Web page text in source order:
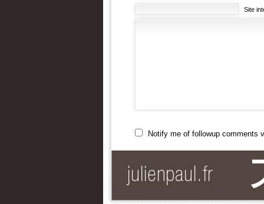
Site
Notify me of followup comments